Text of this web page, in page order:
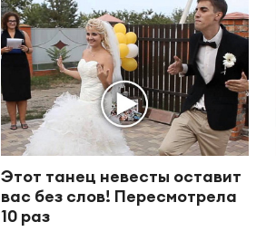
Этот танец невесты оставит
вас без слов! Пересмотрела
10 раз